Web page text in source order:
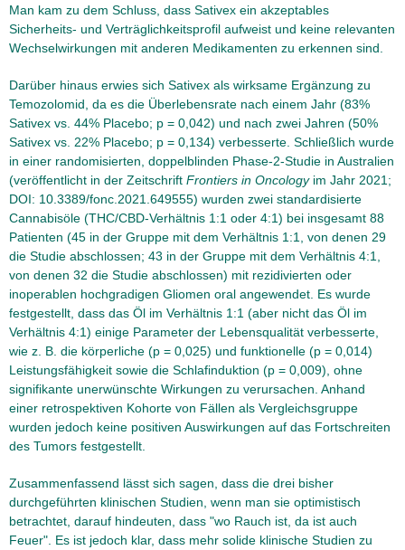
Man kam zu dem Schluss, dass Sativex ein akzeptables
Sicherheits- und Verträglichkeitsprofil aufweist und keine relevanten
Wechselwirkungen mit anderen Medikamenten zu erkennen sind.
Darüber hinaus erwies sich Sativex als wirksame Ergänzung zu
Temozolomid, da es die Überlebensrate nach einem Jahr (83%
Sativex vs. 44% Placebo; p = 0,042) und nach zwei Jahren (50%
Sativex vs. 22% Placebo; p = 0,134) verbesserte. Schließlich wurde
in einer randomisierten, doppelblinden Phase-2-Studie in Australien
(veröffentlicht in der Zeitschrift Frontiers in Oncologyim Jahr 2021;
DOI: 10.3389/fonc.2021.649555) wurden zwei standardisierte
Cannabisöle (THC/CBD-Verhältnis 1:1 oder 4:1) bei insgesamt 88
Patienten (45 in der Gruppe mit dem Verhältnis 1:1, von denen 29
die Studie abschlossen; 43 in der Gruppe mit dem Verhältnis 4:1,
von denen 32 die Studie abschlossen) mit rezidivierten oder
inoperablen hochgradigen Gliomen oral angewendet. Es wurde
festgestellt, dass das Öl im Verhältnis 1:1 (aber nicht das Öl im
Verhältnis 4:1) einige Parameter der Lebensqualität verbesserte,
wie z. B. die körperliche (p = 0,025) und funktionelle (p = 0,014)
Leistungsfähigkeit sowie die Schlafinduktion (p = 0,009), ohne
signifikante unerwünschte Wirkungen zu verursachen. Anhand
einer retrospektiven Kohorte von Fällen als Vergleichsgruppe
wurden jedoch keine positiven Auswirkungen auf das Fortschreiten
des Tumors festgestellt.
Zusammenfassend lässt sich sagen, dass die drei bisher
durchgeführten klinischen Studien, wenn man sie optimistisch
betrachtet, darauf hindeuten, dass "wo Rauch ist, da ist auch
Feuer". Es ist jedoch klar, dass mehr solide klinische Studien zu